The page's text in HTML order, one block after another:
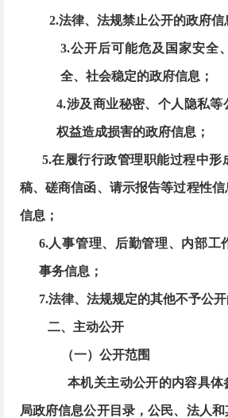
2.法律、法规禁止公开的政府信
3.公开后可能危及国家安全
全、社会稳定的政府信息；
4.涉及商业秘密、个人隐私
权益造成损害的政府信息；
5.在履行行政管理职能过程中形
稿、磋商信函、请示报告等过程性
信息；
6.人事管理、后勤管理、内部工
事务信息；
7.法律、法规规定的其他不予公开
二、主动公开
（一）公开范围
本机关主动公开的内容具体
局政府信息公开目录，公民、法人